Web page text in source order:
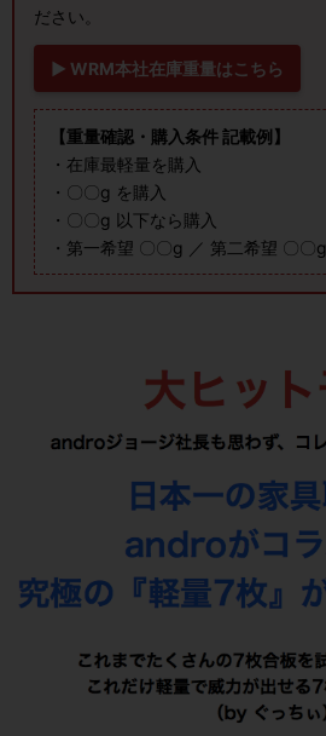
ださい。
▶ WRM本社在庫重量はこちら
【重量確認・購入条件 記載例】
・在庫最軽量を購入
・〇〇g を購入
・〇〇g 以下なら購入
・第一希望 〇〇g ／ 第二希望 〇〇g